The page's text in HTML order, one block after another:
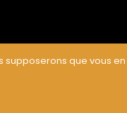
supposerons que vous